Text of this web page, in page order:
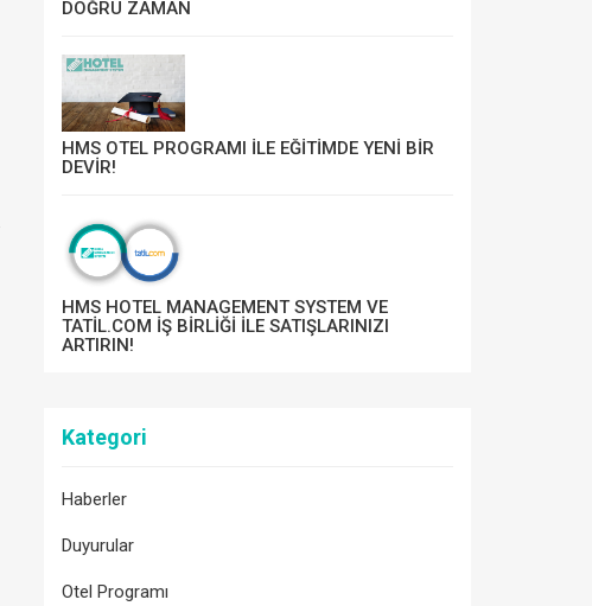
DOĞRU ZAMAN
HMS OTEL PROGRAMI İLE EĞİTİMDE YENİ BİR
DEVİR!
HMS HOTEL MANAGEMENT SYSTEM VE
TATİL.COM İŞ BİRLİĞİ İLE SATIŞLARINIZI
ARTIRIN!
Kategori
Haberler
Duyurular
Otel Programı